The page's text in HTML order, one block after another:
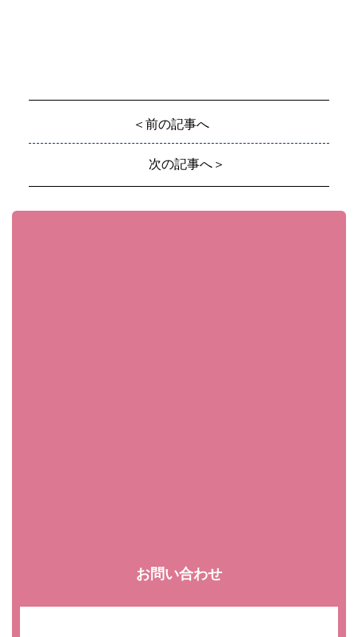
＜前の記事へ
次の記事へ＞
お問い合わせ